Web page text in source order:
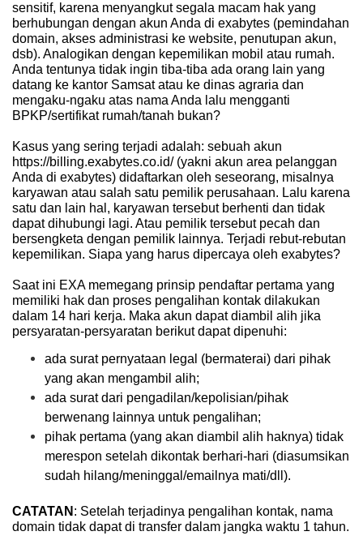
sensitif, karena menyangkut segala macam hak yang
berhubungan dengan akun Anda di exabytes (pemindahan
domain, akses administrasi ke website, penutupan akun,
dsb). Analogikan dengan kepemilikan mobil atau rumah.
Anda tentunya tidak ingin tiba-tiba ada orang lain yang
datang ke kantor Samsat atau ke dinas agraria dan
mengaku-ngaku atas nama Anda lalu mengganti
BPKP/sertifikat rumah/tanah bukan?
Kasus yang sering terjadi adalah: sebuah akun
https://billing.exabytes.co.id/(yakni akun area pelanggan
Anda di exabytes) didaftarkan oleh seseorang, misalnya
karyawan atau salah satu pemilik perusahaan. Lalu karena
satu dan lain hal, karyawan tersebut berhenti dan tidak
dapat dihubungi lagi. Atau pemilik tersebut pecah dan
bersengketa dengan pemilik lainnya. Terjadi rebut-rebutan
kepemilikan. Siapa yang harus dipercaya oleh exabytes?
Saat ini EXAmemegang prinsip pendaftar pertama yang
memiliki hak dan proses pengalihan kontak dilakukan
dalam 14 hari kerja. Maka akun dapat diambil alih jika
persyaratan-persyaratan berikut dapat dipenuhi:
ada surat pernyataan legal (bermaterai) dari pihak
yang akan mengambil alih;
ada surat dari pengadilan/kepolisian/pihak
berwenang lainnya untuk pengalihan;
pihak pertama (yang akan diambil alih haknya) tidak
merespon setelah dikontak berhari-hari (diasumsikan
sudah hilang/meninggal/emailnya mati/dll).
CATATAN : Setelah terjadinya pengalihan kontak, nama
domain tidak dapat di transfer dalam jangka waktu 1 tahun.